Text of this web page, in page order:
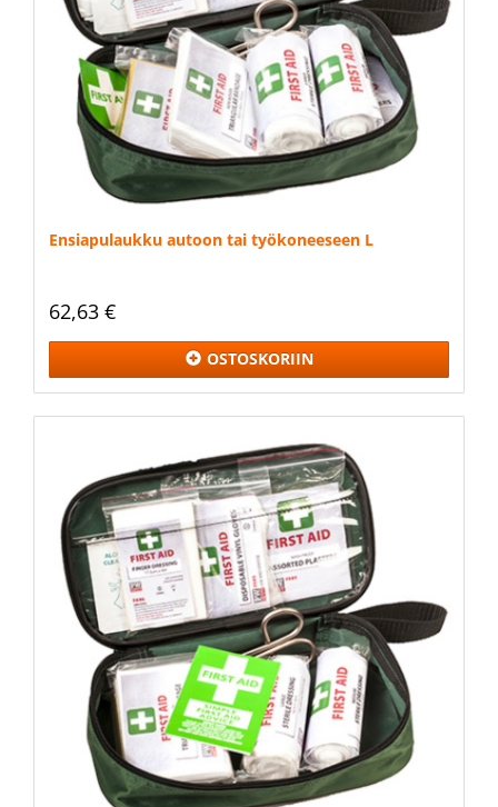
Ensiapulaukku autoon tai työkoneeseen L
62,63 €
OSTOSKORIIN